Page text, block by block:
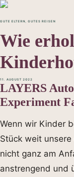
GUTE ELTERN GUTES REISEN
Wie
11. AUGUST 2022
LAYERS
Experiment
Wenn wir Kinder
Stück weit
nicht ganz am
anstrengend und